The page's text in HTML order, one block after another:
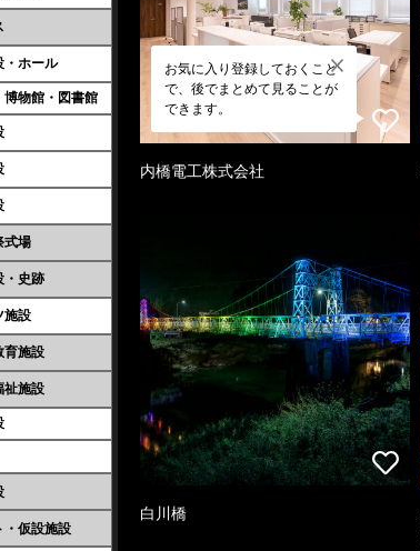
・ホール
博物館・図書館
式場
・史跡
施設
育施設
祉施設
・仮設施設
お気に入り登録しておくこと
で、後でまとめて見ることが
できます。
内橋電工株式会社
白川橋